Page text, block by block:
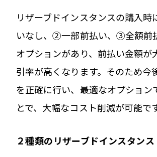
リザーブドインスタンスの購入
いなし、②一部前払い、③全額前
オプションがあり、前払い金額が
引率が高くなります。そのため今
を正確に行い、最適なオプション
とで、大幅なコスト削減が可能です
２種類のリザーブドインスタンス